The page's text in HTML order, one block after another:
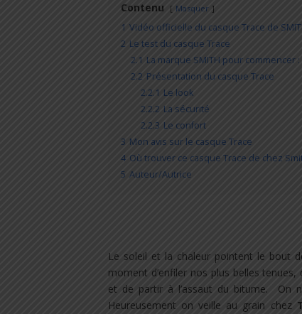
Contenu Masquer
1 Vidéo officielle du casque Trace de
2 Le test du casque Trace
2.1 La marque SMITH pour commencer :
2.2 Présentation du casque Trace
2.2.1 Le look
2.2.2 La sécurité
2.2.3 Le confort
3 Mon avis sur le casque Trace
4 Où trouver ce casque Trace de chez
5 Auteur/Autrice
Le soleil et la chaleur pointent le bout
moment d’enfiler nos plus belles
et de partir à l’assaut du bitume. On
Heureusement on veille au grain chez